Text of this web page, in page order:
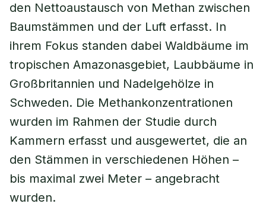
den Nettoaustausch von Methan zwischen
Baumstämmen und der Luft erfasst. In
ihrem Fokus standen dabei Waldbäume im
tropischen Amazonasgebiet, Laubbäume in
Großbritannien und Nadelgehölze in
Schweden. Die Methankonzentrationen
wurden im Rahmen der Studie durch
Kammern erfasst und ausgewertet, die an
den Stämmen in verschiedenen Höhen –
bis maximal zwei Meter – angebracht
wurden.